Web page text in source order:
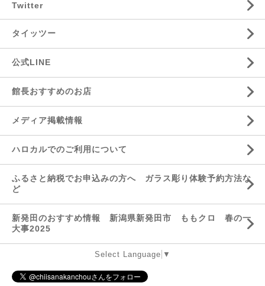
Twitter
タイッツー
公式LINE
館長おすすめのお店
メディア掲載情報
ハロカルでのご利用について
ふるさと納税でお申込みの方へ ガラス彫り体験予約方法な
ど
新発田のおすすめ情報 新潟県新発田市 ももクロ 春の一
大事2025
Select Language ▼